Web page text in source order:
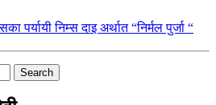
पर्यायी निम्स दाइ अर्थात “निर्मल पुर्जा “
Search